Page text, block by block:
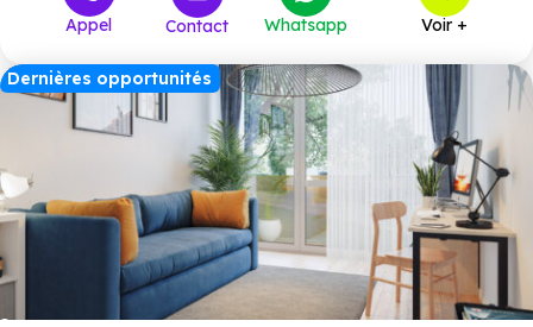
Appel Contact Whatsapp Voir +
Dernières opportunités